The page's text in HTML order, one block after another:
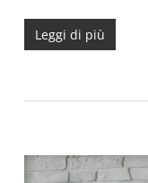
Leggi di più